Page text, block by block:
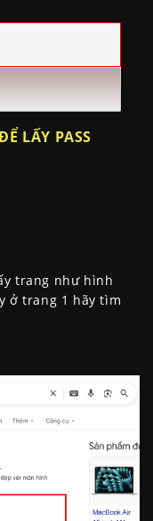
LẤY PASS
trang như hình
ở trang 1 hãy tìm